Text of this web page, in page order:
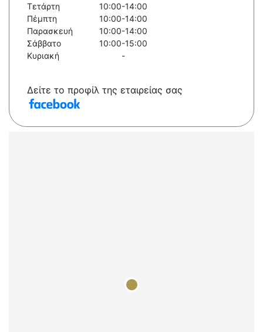
Τετάρτη
10:00-14:00
Πέμπτη
10:00-14:00
Παρασκευή
10:00-14:00
Σάββατο
10:00-15:00
Κυριακή
-
Δείτε το προφίλ της εταιρείας σας